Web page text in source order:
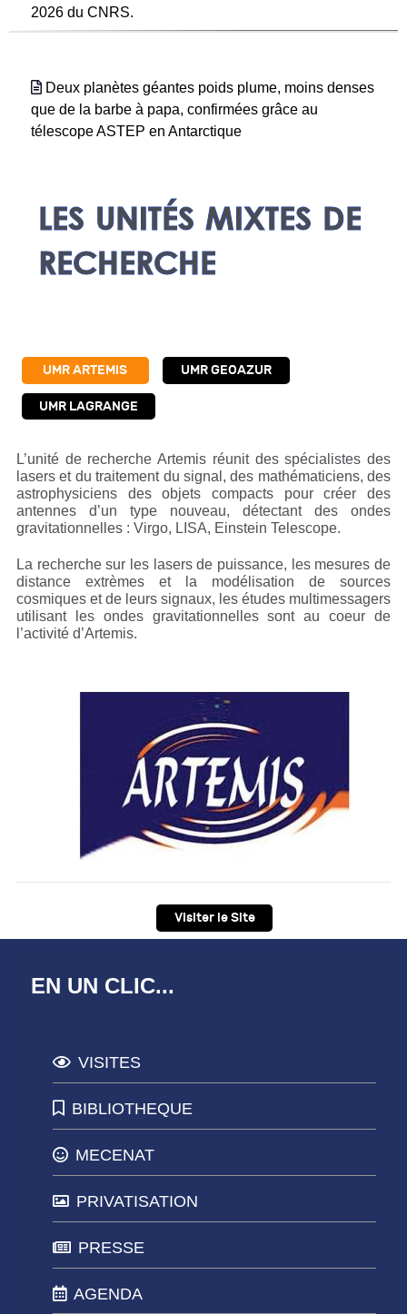
2026 du CNRS.
Deux planètes géantes poids plume, moins denses
que de la barbe à papa, confirmées grâce au
télescope ASTEP en Antarctique
LES UNITÉS MIXTES DE
RECHERCHE
UMR ARTEMIS UMR GEOAZUR
UMR LAGRANGE
L’unité de recherche Artemis réunit des spécialistes des
lasers et du traitement du signal, des mathématiciens, des
astrophysiciens des objets compacts pour créer des
antennes d’un type nouveau, détectant des ondes
gravitationnelles : Virgo, LISA, Einstein Telescope.
La recherche sur les lasers de puissance, les mesures de
distance extrèmes et la modélisation de sources
cosmiques et de leurs signaux, les études multimessagers
utilisant les ondes gravitationnelles sont au coeur de
l’activité d’Artemis.
Visiter le Site
EN UN CLIC...
VISITES
BIBLIOTHEQUE
MECENAT
PRIVATISATION
PRESSE
AGENDA